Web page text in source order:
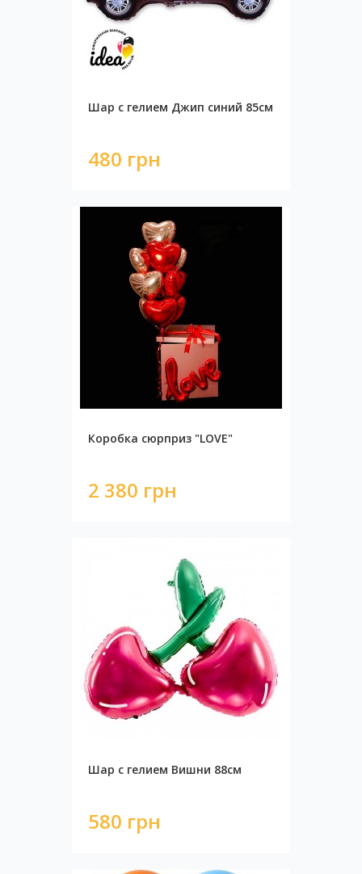
Шар с гелием Джип синий 85см
480 грн
Коробка сюрприз "LOVE"
2 380 грн
Шар с гелием Вишни 88см
580 грн